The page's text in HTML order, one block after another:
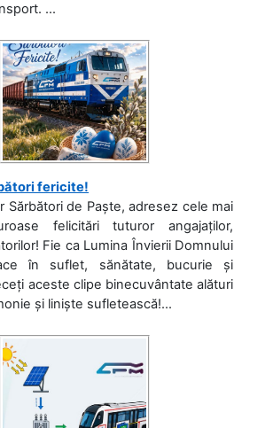
...
fericite!
Sărbători de Paște, adresez cele mai
felicitări tuturor angajaților,
Fie ca Lumina Învierii Domnului
în suflet, sănătate, bucurie și
aceste clipe binecuvântate alături
și liniște sufletească!...